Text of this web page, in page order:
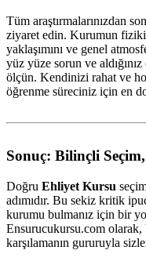
Tüm araştırmalarınızdan
ziyaret edin. Kurumun fiziki
yaklaşımını ve genel
yüz yüze sorun ve
ölçün. Kendinizi rahat ve
öğrenme süreciniz için en
Sonuç: Bilinçli
Doğru Ehliyet Kursu
adımıdır. Bu sekiz kritik
kurumu bulmanız için bir
Ensurucukursu.com olarak,
karşılamanın gururuyla